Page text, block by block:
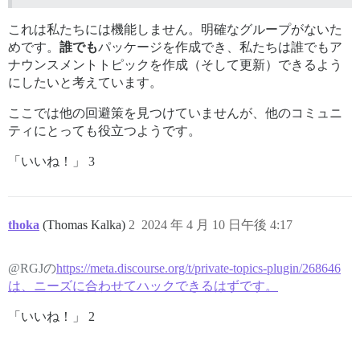
これは私たちには機能しません。明確なグループがないた
めです。 誰でもパッケージを作成でき、私たちは誰でもア
ナウンスメントトピックを作成（そして更新）できるよう
にしたいと考えています。
ここでは他の回避策を見つけていませんが、他のコミュニ
ティにとっても役立つようです。
「いいね！」 3
thoka (Thomas Kalka) 2024 年 4 月 10 日午後 4:17
2
@RGJのhttps://meta.discourse.org/t/private-topics-plugin/268646
は、ニーズに合わせてハックできるはずです。
「いいね！」 2